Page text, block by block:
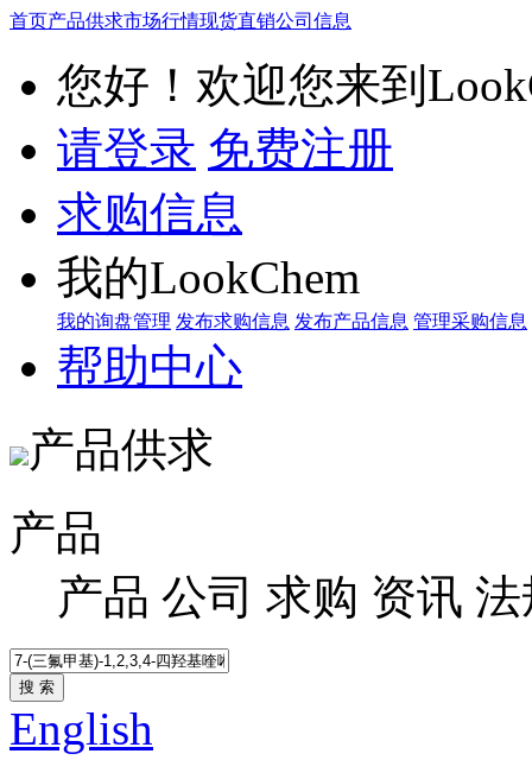
首页产品供求市场行情现货直销公司信息
您好！欢迎您来到
请登录 免费注册
求购信息
我的LookChem
我的询盘管理 发布求购信息 发布产品信息 管理采购信息
帮助中心
产品供求
产品
产品 公司 求购 资讯 法
搜 索
English